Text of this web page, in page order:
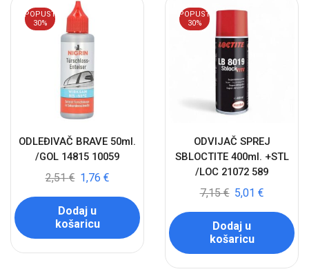
POPUST
30%
ODLEĐIVAČ BRAVE 50ml.
/GOL 14815 10059
2,51€ 1,76 €
Dodaj u
košaricu
POPUST
30%
ODVIJAČ SPREJ
SBLOCTITE 400ml. +STL
/LOC 21072 589
7,15€ 5,01 €
Dodaj u
košaricu